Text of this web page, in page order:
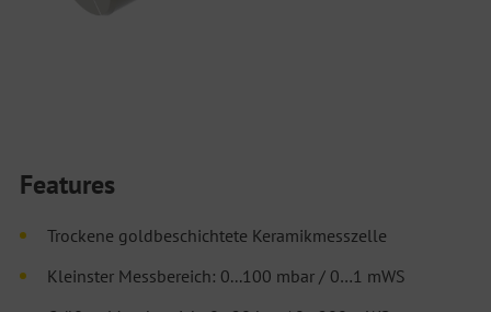
Features
Trockene goldbeschichtete Keramikmesszelle
Kleinster Messbereich: 0...100 mbar / 0…1 mWS